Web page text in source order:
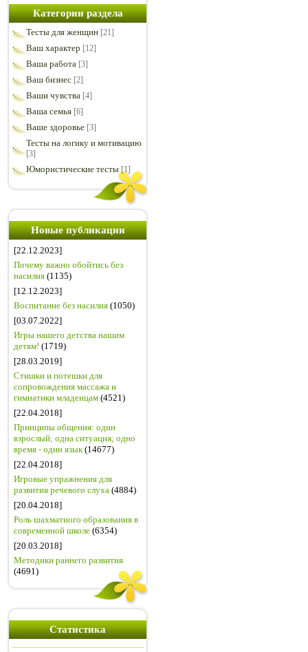
Категории раздела
Тесты для женщин [21]
Ваш характер [12]
Ваша работа [3]
Ваш бизнес [2]
Ваши чувства [4]
Ваша семья [6]
Ваше здоровье [3]
Тесты на логику и мотивацию
[3]
Юмористические тесты [1]
Новые публикации
[22.12.2023]
Почему важно обойтись без
насилия (1135)
[12.12.2023]
Воспитание без насилия (1050)
[03.07.2022]
Игры нашего детства нашим
детям! (1719)
[28.03.2019]
Стишки и потешки для
сопровождения массажа и
гимнатики младенцам (4521)
[22.04.2018]
Принципы общения: один
взрослый; одна ситуация; одно
время - один язык(14677)
[22.04.2018]
Игровые упражнения для
развития речевого слуха (4884)
[20.04.2018]
Роль шахматного образования в
современной школе (6354)
[20.03.2018]
Методики раннего развития
(4691)
Статистика